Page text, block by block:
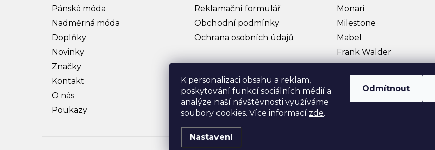
K personalizaci obsahu a reklam,
poskytování funkcí sociálních médií a
analýze naší návštěvnosti využíváme
soubory cookies. Více informací zde.
Nastavení
Odmítnout
Pánská móda
Nadměrná móda
Doplňky
Novinky
Značky
Kontakt
O nás
Poukazy
Reklamační formulář
Obchodní podmínky
Ochrana osobních údajů
Monari
Milestone
Mabel
Frank Walder